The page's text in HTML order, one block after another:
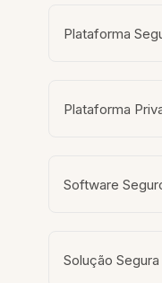
Plataforma
Plataforma
Software
Solução